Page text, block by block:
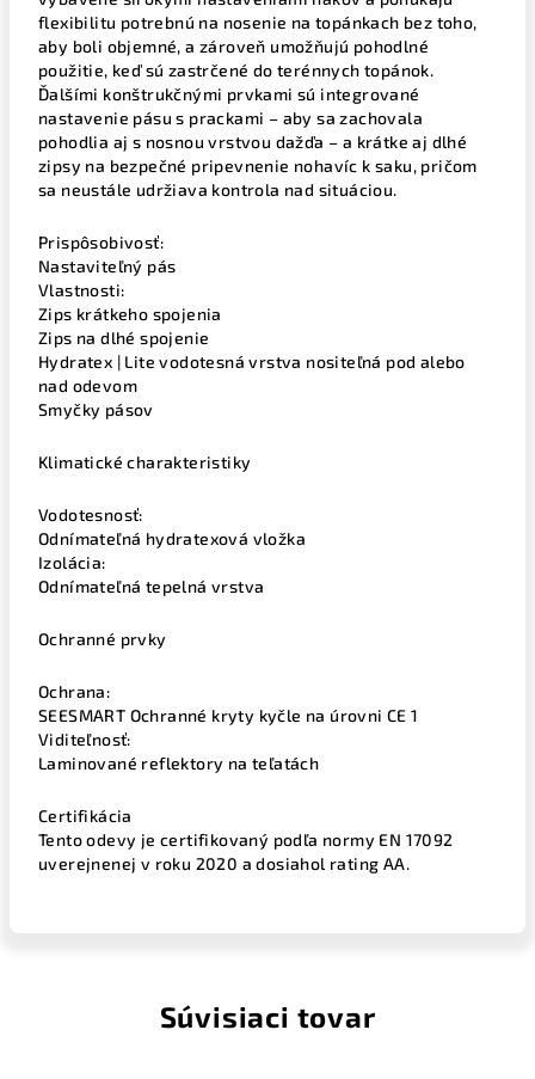
flexibilitu potrebnú na nosenie na topánkach bez toho,
aby boli objemné, a zároveň umožňujú pohodlné
použitie, keď sú zastrčené do terénnych topánok.
Ďalšími konštrukčnými prvkami sú integrované
nastavenie pásu s prackami – aby sa zachovala
pohodlia aj s nosnou vrstvou dažďa – a krátke aj dlhé
zipsy na bezpečné pripevnenie nohavíc k saku, pričom
sa neustále udržiava kontrola nad situáciou.
Prispôsobivosť:
Nastaviteľný pás
Vlastnosti:
Zips krátkeho spojenia
Zips na dlhé spojenie
Hydratex | Lite vodotesná vrstva nositeľná pod alebo
nad odevom
Smyčky pásov
Klimatické charakteristiky
Vodotesnosť:
Odnímateľná hydratexová vložka
Izolácia:
Odnímateľná tepelná vrstva
Ochranné prvky
Ochrana:
SEESMART Ochranné kryty kyčle na úrovni CE 1
Viditeľnosť:
Laminované reflektory na teľatách
Certifikácia
Tento odevy je certifikovaný podľa normy EN 17092
uverejnenej v roku 2020 a dosiahol rating AA.
Súvisiaci tovar